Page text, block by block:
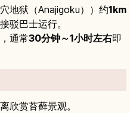
地狱（Anajigoku））约1km
驳巴士运行。
通常30分钟～1小时左右即
欣赏苔藓景观。